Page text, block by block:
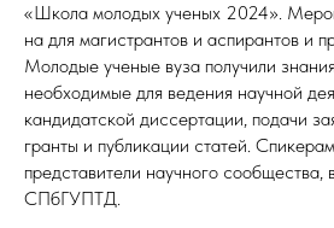
«Школа молодых ученых 2024».
на для магистрантов и аспирантов и
Молодые ученые вуза получили
необходимые для ведения научной
кандидатской диссертации, подачи
гранты и публикации статей.
представители научного сообщества,
СПбГУПТД.